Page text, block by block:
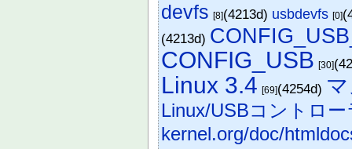
devfs [8](4213d) usbdevfs [0]
(4213d)
CONFIG_USB [30]
Linux 3.4 [69](4254d)
Linux/USBコントロ
kernel.org/doc/